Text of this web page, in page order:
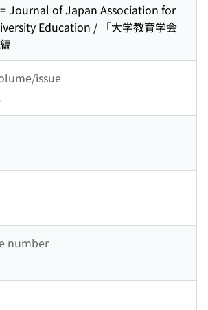
Journal of Japan Association for
Education / 「大学教育学会
issue
number